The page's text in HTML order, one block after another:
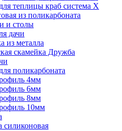
теплицы краб система Х
из поликарбоната
и столы
дачи
из металла
скамейка Дружба
поликарбоната
4мм
6мм
8мм
10мм
силиконовая